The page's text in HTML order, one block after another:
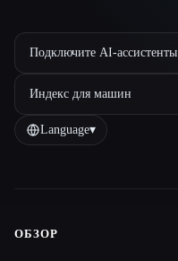
Подключите AI-ассистенты
Индекс для машин
Language▾
Site navigation
ОБЗОР